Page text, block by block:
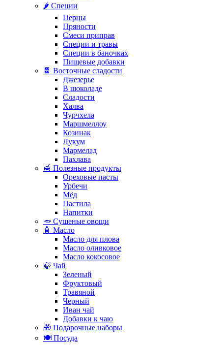
🌶️ Специи
Перцы
Пряности
Смеси приправ
Специи и травы
Специи в баночках
Пищевые добавки
🍫 Восточные сладости
Джезерье
В шоколаде
Сладости
Халва
Чурчхела
Маршмеллоу
Козинак
Лукум
Мармелад
Пахлава
🍯 Полезные продукты
Ореховые пасты
Урбечи
Мёд
Пастила
Напитки
🥕 Сушеные овощи
🧴 Масло
Масло для плова
Масло оливковое
Масло кокосовое
🍃 Чай
Зеленый
Фруктовый
Травяной
Черный
Иван чай
Добавки к чаю
🎁 Подарочные наборы
🍽️ Посуда